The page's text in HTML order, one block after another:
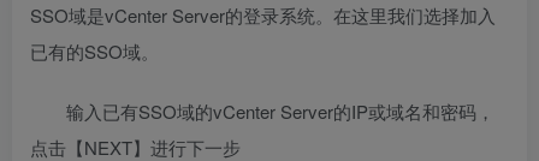
SSO域是vCenter Server的登录系统。在这里我们选择加入
已有的SSO域。
输入已有SSO域的vCenter Server的IP或域名和密码，
点击【NEXT】进行下一步